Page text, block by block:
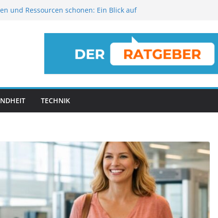
und Ressourcen schonen: Ein Blick auf
Ihr Altbau-Bad in eine luxuriöse
zu Hause ordentlich aufbewahren
TECHNIK
zu
ALLGEMEIN
Mit einem Sommerjob